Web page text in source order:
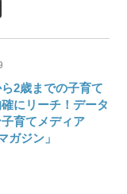
2歳までの子育て
にリーチ！データ
子育てメディア
ガジン」